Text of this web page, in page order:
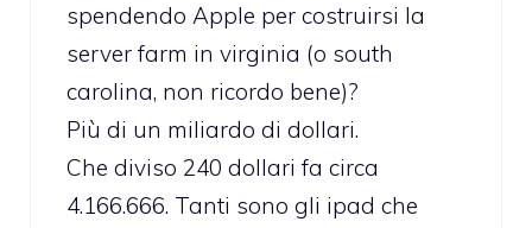
spendendo Apple per costruirsi la
server farm in virginia (o south
carolina, non ricordo bene)?
Più di un miliardo di dollari.
Che diviso 240 dollari fa circa
4.166.666. Tanti sono gli ipad che